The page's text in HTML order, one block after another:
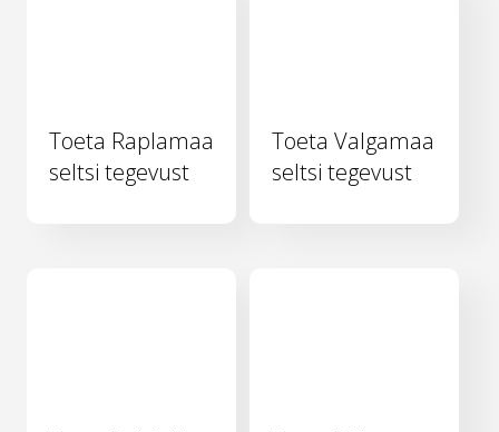
Toeta Raplamaa
seltsi tegevust
Toeta Valgamaa
seltsi tegevust